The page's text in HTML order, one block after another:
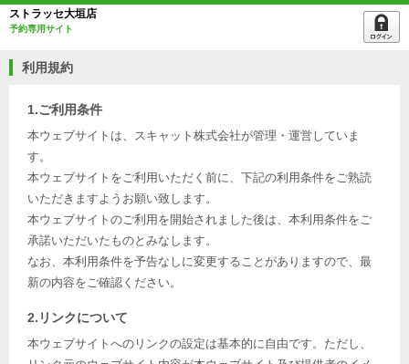
ストラッセ大垣店
予約専用サイト
利用規約
1.ご利用条件
本ウェブサイトは、スキャット株式会社が管理・運営していま
す。
本ウェブサイトをご利用いただく前に、下記の利用条件をご熟読
いただきますようお願い致します。
本ウェブサイトのご利用を開始されました後は、本利用条件をご
承諾いただいたものとみなします。
なお、本利用条件を予告なしに変更することがありますので、最
新の内容をご確認ください。
2.リンクについて
本ウェブサイトへのリンクの設定は基本的に自由です。ただし、